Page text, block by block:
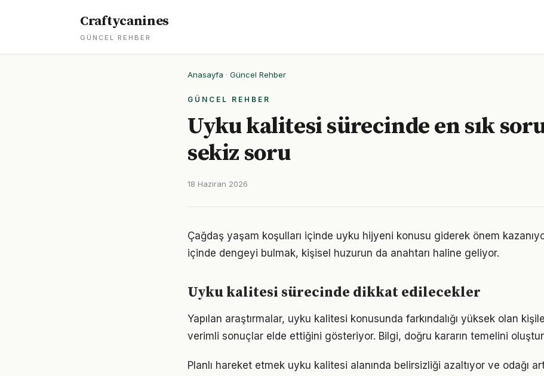
Craftycanines
GÜNCEL REHBER
Anasayfa · Güncel Rehber
GÜNCEL REHBER
Uyku kalitesi sürecinde en sık
sekiz soru
18 Haziran 2026
Çağdaş yaşam koşulları içinde uyku hijyeni konusu giderek önem
içinde dengeyi bulmak, kişisel huzurun da anahtarı haline geliyor.
Uyku kalitesi sürecinde dikkat edilecekler
Yapılan araştırmalar, uyku kalitesi konusunda farkındalığı yüksek olan
verimli sonuçlar elde ettiğini gösteriyor. Bilgi, doğru kararın temelini
Planlı hareket etmek uyku kalitesi alanında belirsizliği azaltıyor ve odağı